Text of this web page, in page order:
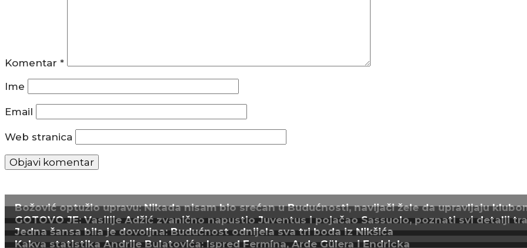
Komentar *
Ime
Email
Web stranica
Božović optužio upravu: Nikada nisam bio srećan u Budućnosti, navijači žele da upravljaju
GOTOVO JE: Vasilije Adžić zvanično napustio Juventus i pojačao Sassuolo, poznati svi detalji
Jedna šansa bila je dovoljna: Budućnost odnijela sva tri boda iz Nikšića
Kakva statistika Andrije Bulatovića: Ispred Fermína, Arde Gülera i Endricka